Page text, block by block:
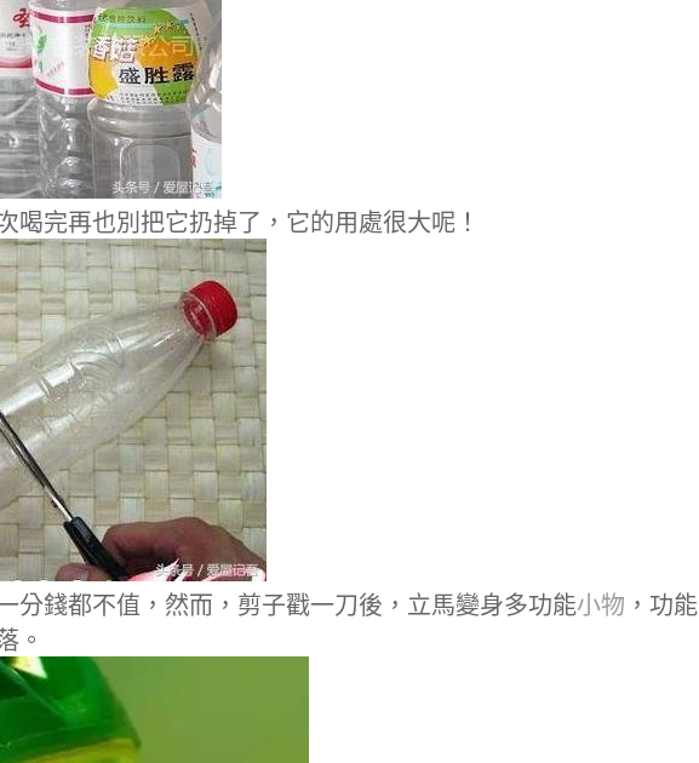
喝完再也別把它扔掉了，它的用處很大呢！
分錢都不值，然而，剪子戳一刀後，立馬變身多功能小物 ，功能
。